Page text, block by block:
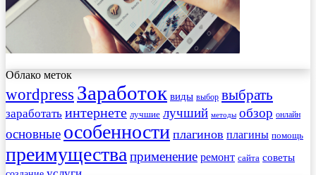
Облако меток
wordpress Заработок виды выбор выбрать
заработать интернете лучшие лучший методы обзор онлайн
основные особенности плагинов плагины помощь
преимущества применение ремонт сайта советы